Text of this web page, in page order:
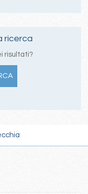
ricerca
risultati?